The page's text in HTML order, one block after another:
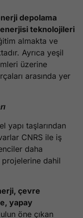
depolama
teknolojileri
almakta ve
Ayrıca yeşil
üzerine
arasında yer
yapı taşlarından
CNRS ile iş
daha
projelerine dahil
çevre
yapay
öne çıkan